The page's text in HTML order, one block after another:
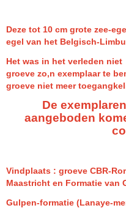
Deze tot 10 cm grote zee-
egel van het Belgisch-
Het was in het verleden
groeve zo,n exemplaar te
groeve niet meer
De
aangeboden
Vindplaats : groeve CBR-
Maastricht en Formatie van
Gulpen-formatie (Lanaye-